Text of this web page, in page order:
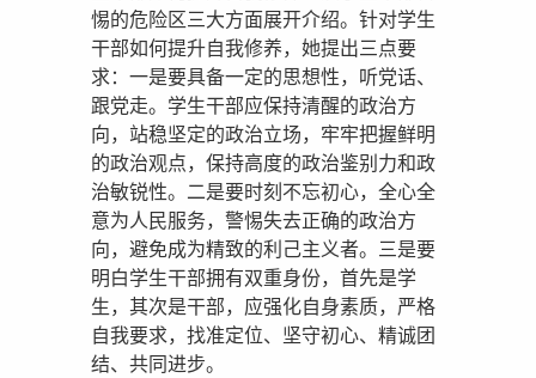
惕的危险区三大方面展开介绍。针对学生
干部如何提升自我修养，她提出三点要
求：一是要具备一定的思想性，听党话、
跟党走。学生干部应保持清醒的政治方
向，站稳坚定的政治立场，牢牢把握鲜明
的政治观点，保持高度的政治鉴别力和政
治敏锐性。二是要时刻不忘初心，全心全
意为人民服务，警惕失去正确的政治方
向，避免成为精致的利己主义者。三是要
明白学生干部拥有双重身份，首先是学
生，其次是干部，应强化自身素质，严格
自我要求，找准定位、坚守初心、精诚团
结、共同进步。